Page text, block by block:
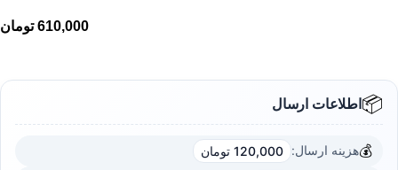
610,000 تومان
📦اطلاعات ارسال
💰هزینه ارسال: 120,000 تومان